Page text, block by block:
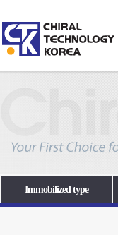
Company
Immobilized type